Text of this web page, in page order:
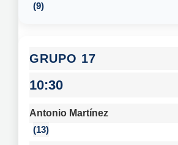
9
17
10:30
Antonio Martínez
13